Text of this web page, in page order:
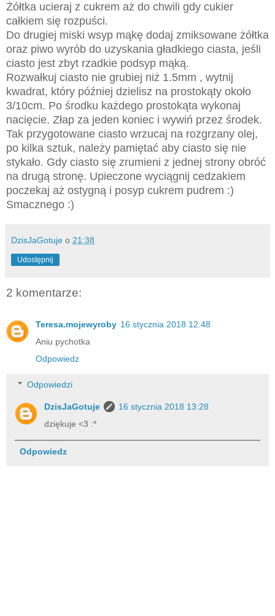
Żółtka ucieraj z cukrem aż do chwili gdy cukier
całkiem się rozpuści.
Do drugiej miski wsyp mąkę dodaj zmiksowane żółtka
oraz piwo wyrób do uzyskania gładkiego ciasta, jeśli
ciasto jest zbyt rzadkie podsyp mąką.
Rozwałkuj ciasto nie grubiej niż 1.5mm , wytnij
kwadrat, który później dzielisz na prostokąty około
3/10cm. Po środku każdego prostokąta wykonaj
nacięcie. Złap za jeden koniec i wywiń przez środek.
Tak przygotowane ciasto wrzucaj na rozgrzany olej,
po kilka sztuk, należy pamiętać aby ciasto się nie
stykało. Gdy ciasto się zrumieni z jednej strony obróć
na drugą stronę. Upieczone wyciągnij cedzakiem
poczekaj aż ostygną i posyp cukrem pudrem :)
Smacznego :)
DzisJaGotuje o 21:38
Udostępnij
2 komentarze:
Teresa.mojewyroby 16 stycznia 2018 12:48
Aniu pychotka
Odpowiedz
Odpowiedzi
DzisJaGotuje
16 stycznia 2018 13:28
dziękuje <3 :*
Odpowiedz